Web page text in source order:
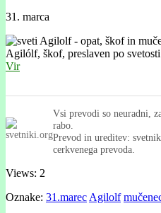
31. marca
Agilólf, škof, preslaven po
Vir
Vsi prevodi so neuradni,
rabo.
Prevod in ureditev:
cerkvenega prevoda.
Views: 2
Oznake: 31.marec Agilolf